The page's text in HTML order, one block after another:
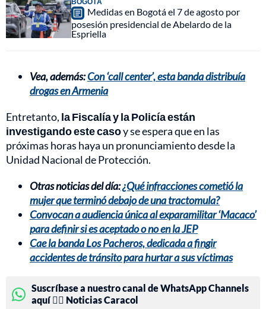
Medidas en Bogotá el 7 de agosto por
posesión presidencial de Abelardo de la
Espriella
Vea, además:Con ‘call center’, esta banda distribuía
drogas en Armenia
Entretanto, la Fiscalía y la Policía están
investigando este casoy se espera que en las
próximas horas haya un pronunciamiento desde la
Unidad Nacional de Protección.
Otras noticias del día:¿Qué infracciones cometió la
mujer que terminó debajo de una tractomula?
Convocan a audiencia única al exparamilitar ‘Macaco’
para definir si es aceptado o no en la JEP
Cae la banda Los Pacheros, dedicada a fingir
accidentes de tránsito para hurtar a sus víctimas
Suscríbase a nuestro canal de WhatsApp Channels
aquí 👉🏻 Noticias Caracol